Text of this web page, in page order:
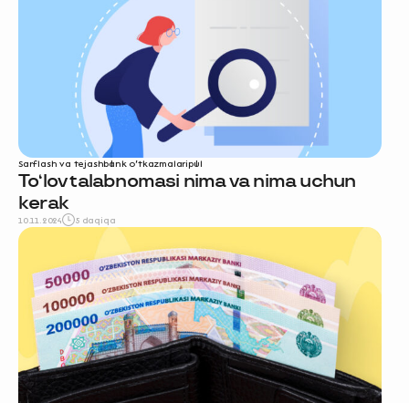
Sarflash va tejashbank o‘tkazmalaripul
To‘lov talabnomasi nima va nima uchun
kerak
10.11.2024 5 daqiqa